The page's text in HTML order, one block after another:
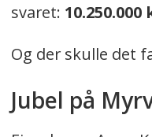
svaret:
Og der skulle det
Jubel på